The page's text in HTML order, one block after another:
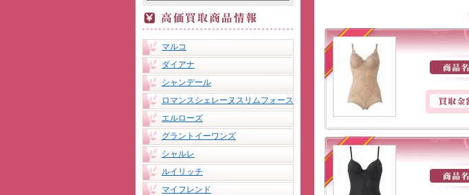
マルコ
ダイアナ
シャンデール
ロマンスシェレーヌスリムフォース
エルローズ
グラントイーワンズ
シャルレ
ルイリッチ
マイフレンド